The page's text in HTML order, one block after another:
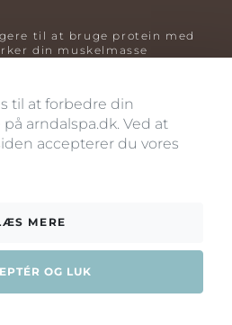
til at bruge protein med
din muskelmasse
hop kan være noget
for knogler og power – før
til at forbedre din
arndalspa.dk. Ved at
accepterer du vores
MERE
OG LUK